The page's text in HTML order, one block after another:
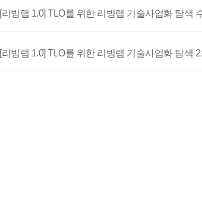
[리빙랩 1.0] TLO를 위한 리빙랩 기술사업화 탐색